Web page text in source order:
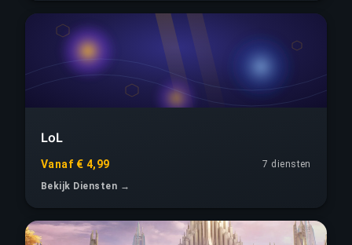
LoL
Vanaf € 4,99
7 diensten
Bekijk Diensten →